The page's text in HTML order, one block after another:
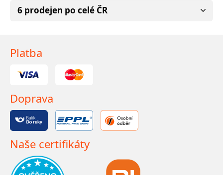
6 prodejen po celé ČR
Platba
Doprava
Naše certifikáty